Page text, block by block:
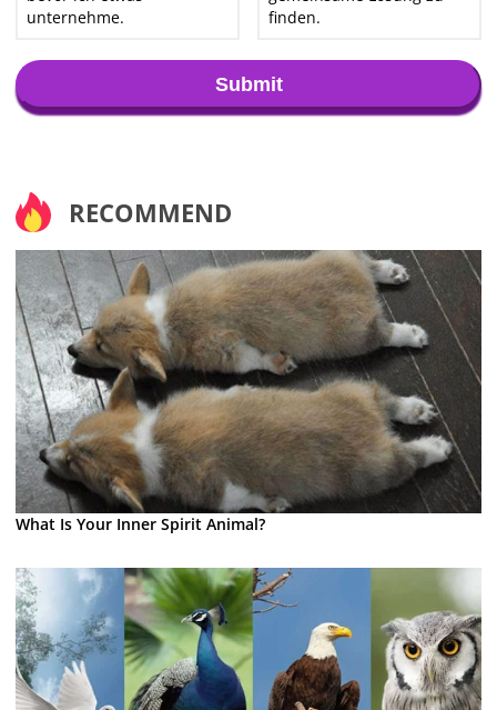
unternehme.
finden.
Submit
RECOMMEND
What Is Your Inner Spirit Animal?